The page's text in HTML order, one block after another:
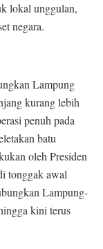
lokal unggulan,
negara.
Lampung
kurang lebih
penuh pada
batu
oleh Presiden
tonggak awal
Lampung-
kini terus